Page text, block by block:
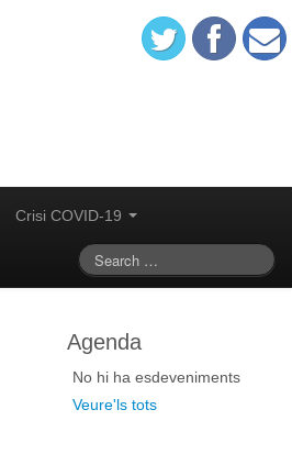
Crisi COVID-19
Agenda
No hi ha esdeveniments
Veure'ls tots